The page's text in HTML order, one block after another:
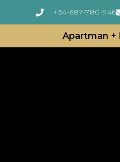
+34-687-780-946
Apartman +